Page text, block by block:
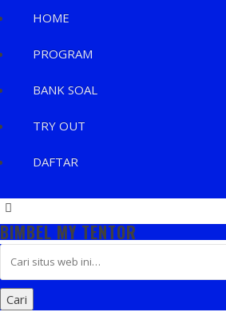
HOME
PROGRAM
BANK SOAL
TRY OUT
DAFTAR
BIMBEL MY TENTOR